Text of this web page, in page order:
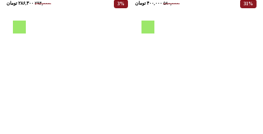
31% ۵۸۰,۰۰۰ ۴۰۰,۰۰۰ تومان 3% ۲۹۴,۰۰۰ ۲۸۶,۳۰۰ تومان